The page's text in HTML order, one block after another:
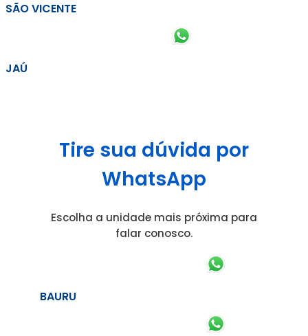
SÃO VICENTE
JAÚ
Tire sua dúvida por
WhatsApp
Escolha a unidade mais próxima para
falar conosco.
BAURU